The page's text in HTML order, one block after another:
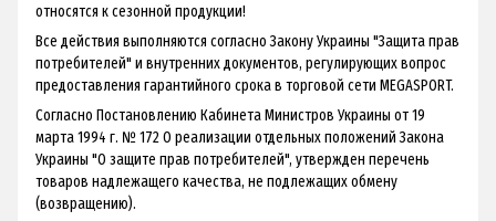
относятся к сезонной продукции!
Все действия выполняются согласно Закону Украины "Защита прав
потребителей" и внутренних документов, регулирующих вопрос
предоставления гарантийного срока в торговой сети MEGASPORT.
Согласно Постановлению Кабинета Министров Украины от 19
марта 1994 г. № 172 О реализации отдельных положений Закона
Украины "О защите прав потребителей", утвержден перечень
товаров надлежащего качества, не подлежащих обмену
(возвращению).